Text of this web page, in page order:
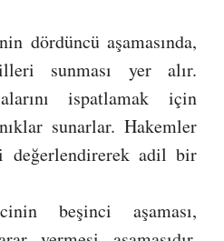
dördüncü aşamasında,
sunması yer alır.
ispatlamak için
sunarlar. Hakemler
adil bir
beşinci aşaması,